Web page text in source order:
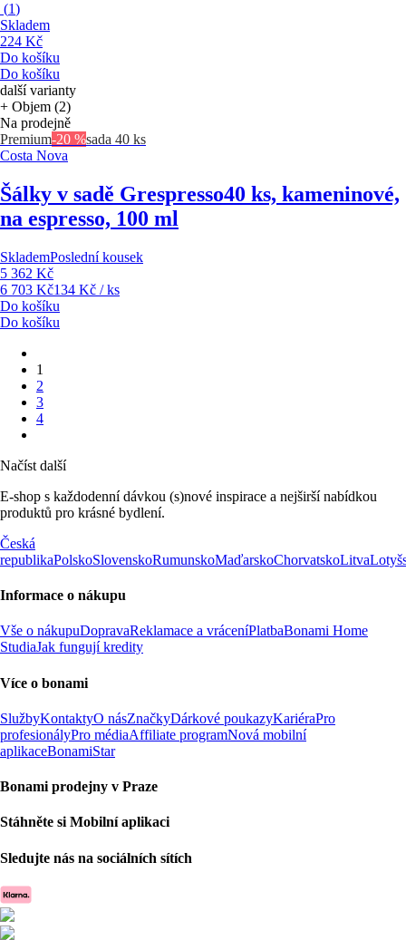
(1)
Skladem
224 Kč
Do košíku
Do košíku
další varianty
+ Objem (2)
Na prodejně
Premium-20 %sada 40 ks
Costa Nova
Šálky v sadě Grespresso40 ks, kameninové,
na espresso, 100 ml
SklademPoslední kousek
5 362 Kč
6 703 Kč134 Kč / ks
Do košíku
Do košíku
1
2
3
4
Načíst další
E-shop s každodenní dávkou (s)nové inspirace a nejširší nabídkou
produktů pro krásné bydlení.
Česká
republikaPolskoSlovenskoRumunskoMaďarskoChorvatskoLitva
Informace o nákupu
Vše o nákupuDopravaReklamace a vráceníPlatbaBonami Home
StudiaJak fungují kredity
Více o bonami
SlužbyKontaktyO násZnačkyDárkové poukazyKariéraPro
profesionályPro médiaAffiliate programNová mobilní
aplikaceBonamiStar
Bonami prodejny v Praze
Stáhněte si Mobilní aplikaci
Sledujte nás na sociálních sítích